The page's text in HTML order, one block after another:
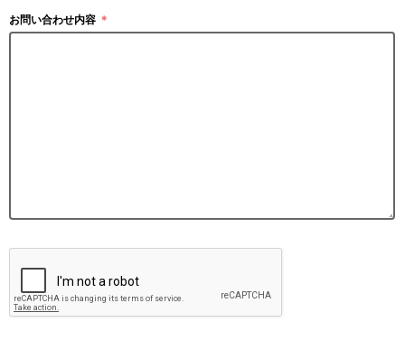
お問い合わせ内容 ＊